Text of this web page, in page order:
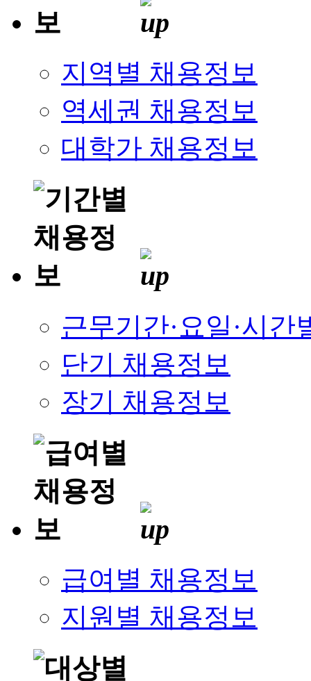
지역별 채용정보
역세권 채용정보
대학가 채용정보
근무기간·요일·시간
단기 채용정보
장기 채용정보
급여별 채용정보
지원별 채용정보